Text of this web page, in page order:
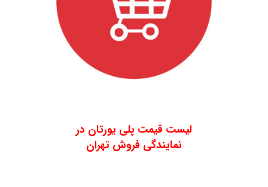
لیست قیمت پلی یورتان در
نمایندگی فروش تهران